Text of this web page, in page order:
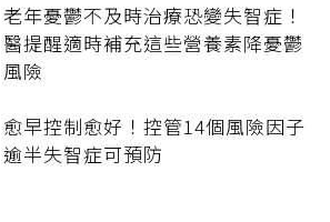
老年憂鬱不及時治療恐變失智症！
醫提醒適時補充這些營養素降憂鬱
風險
愈早控制愈好！控管14個風險因子
逾半失智症可預防